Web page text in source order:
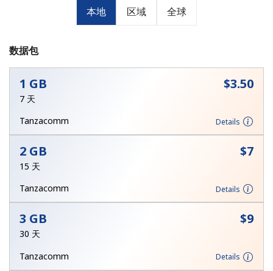
者
至少 8 个字符
一个特殊字符
本地 区域 全球
数据包
1 GB ⁦$3.50⁩
7 天
Tanzacomm
Details
2 GB ⁦$7⁩
15 天
Tanzacomm
Details
3 GB ⁦$9⁩
30 天
Tanzacomm
Details